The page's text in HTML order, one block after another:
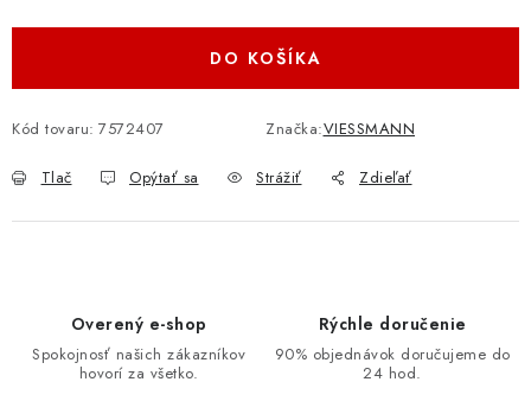
DO KOŠÍKA
Kód tovaru: 7572407 Značka:VIESSMANN
Tlač Opýtať sa Strážiť Zdieľať
Overený e-shop
Spokojnosť našich zákazníkov
hovorí za všetko.
Rýchle doručenie
90% objednávok doručujeme do
24 hod.